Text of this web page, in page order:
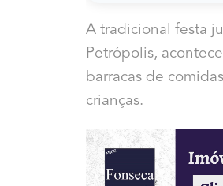
A tradicional festa
Petrópolis,
barracas de
crianças.